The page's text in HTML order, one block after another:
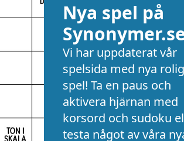
Nya spel på
Vi har uppdaterat vår
spelsida med nya
spel! Ta en paus och
aktivera hjärnan med
korsord och sudoku
testa något av våra